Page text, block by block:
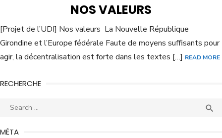
NOS VALEURS
[Projet de l’UDI] Nos valeurs La Nouvelle République
Girondine et l’Europe fédérale Faute de moyens suffisants pour
agir, la décentralisation est forte dans les textes […] READ MORE
RECHERCHE

MÉTA